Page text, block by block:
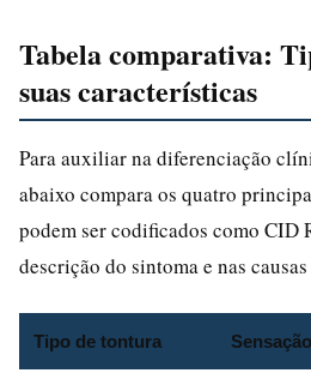
Tabela comparativa:
suas características
Para auxiliar na diferenciação
abaixo compara os quatro
podem ser codificados como CID
descrição do sintoma e nas
Tipo de tontura